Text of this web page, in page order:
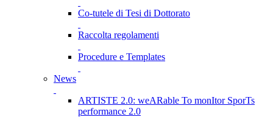
Co-tutele di Tesi di Dottorato
Raccolta regolamenti
Procedure e Templates
News
ARTISTE 2.0: weARable To monItor SporTs
performance 2.0